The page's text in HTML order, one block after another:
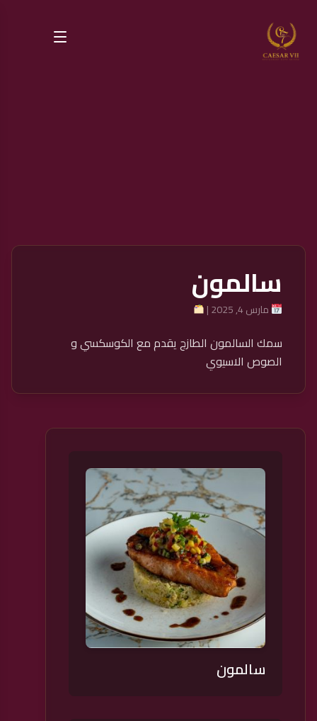
سالمون
مارس 4, 2025 |
سمك السالمون الطازج يقدم مع الكوسكسي و
الصوص الاسيوي
سالمون